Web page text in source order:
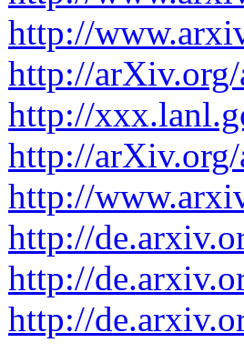
http://
http://
http://
http://
http://
http://
http://
http://